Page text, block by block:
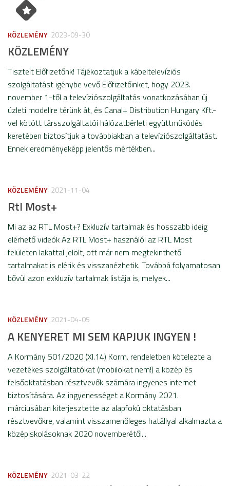
KÖZLEMÉNY 2023-09-30
KÖZLEMÉNY
Tisztelt Előfizetőnk! Tájékoztatjuk a kábeltelevíziós
szolgáltatást igénybe vevő Előfizetőinket, hogy 2023.
november 1-től a televíziószolgáltatás vonatkozásában új
üzleti modellre térünk át, és Canal+ Distribution Hungary Kft.-
vel kötött társszolgáltatói hálózatbérleti együttműködés
keretében biztosítjuk a továbbiakban a televíziószolgáltatást.
Ennek eredményeképp jelentős mértékben...
KÖZLEMÉNY 2021-11-04
Rtl Most+
Mi az az RTL Most+? Exkluzív tartalmak és hosszabb ideig
elérhető videók Az RTL Most+ használói az RTL Most
felületen lakattal jelölt, ott már nem megtekinthető
tartalmakat is elérik és visszanézhetik. Továbbá folyamatosan
bővül azon exkluzív tartalmak listája is, melyek...
KÖZLEMÉNY 2021-04-05
A KENYERET MI SEM KAPJUK INGYEN !
A Kormány 501/2020 (XI.14) Korm. rendeletben kötelezte a
vezetékes szolgáltatókat (mobilokat nem!) a közép és
felsőoktatásban résztvevők számára ingyenes internet
biztosítására. Az ingyenességet a Kormány 2021.
márciusában kiterjesztette az alapfokú oktatásban
résztvevőkre, valamint visszamenőleges hatállyal alkalmazta a
középiskolásoknak 2020 novemberétől...
KÖZLEMÉNY 2021-03-22